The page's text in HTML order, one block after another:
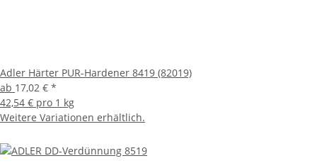
Adler Härter PUR-Hardener 8419 (82019)
ab 17,02 € *
42,54 € pro 1 kg
Weitere Variationen erhältlich.